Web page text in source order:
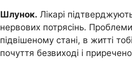
Шлунок. Лікарі
нервових потрясінь.
підвішеному стані, в житті
почуття безвиході і